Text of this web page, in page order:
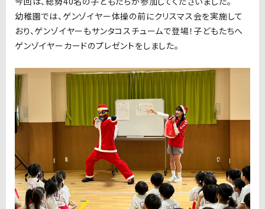
幼稚園では、ゲンゾイヤー体操の前にクリスマス会を実施して
おり、ゲンゾイヤーもサンタコスチュームで登場！子どもたちへ
ゲンゾイヤーカードのプレゼントをしました。